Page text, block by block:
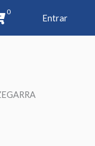
0
Entrar